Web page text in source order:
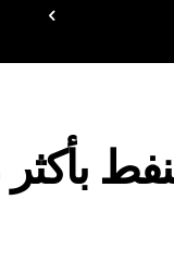
9 بالمئة عند